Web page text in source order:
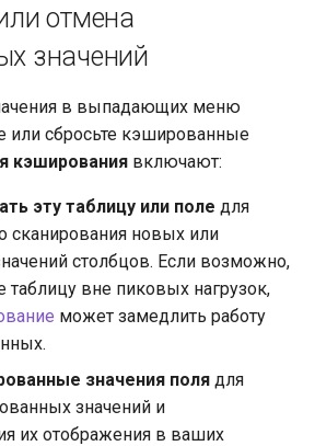
отмена
значений
в выпадающих меню
или сбросьте кэшированные
кэширования включают:
эту таблицу или поле для
сканирования новых или
столбцов. Если возможно,
таблицу вне пиковых нагрузок,
может замедлить работу
значения поля для
значений и
их отображения в ваших